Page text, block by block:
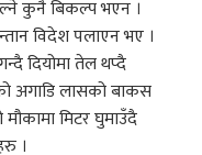
कुनै बिकल्प भएन ।
विदेश पलाएन भए ।
दियोमा तेल थप्दै
अगाडि लासको बाकस
मिटर घुमाउँदै
।